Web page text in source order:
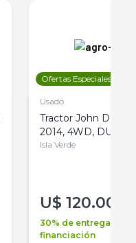
Ofertas Especiales
Usado
Tractor John Deere
2014, 4WD, DUAL
Isla Verde
U$ 120.000
30% de entrega +
financiación